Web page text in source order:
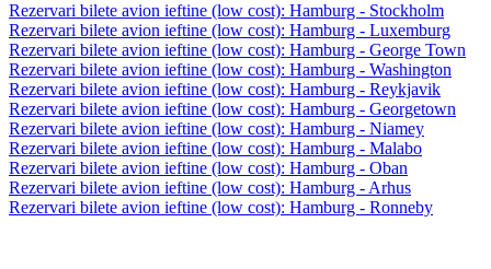
Rezervari bilete avion ieftine (low cost): Hamburg - Stockholm
Rezervari bilete avion ieftine (low cost): Hamburg - Luxemburg
Rezervari bilete avion ieftine (low cost): Hamburg - George Town
Rezervari bilete avion ieftine (low cost): Hamburg - Washington
Rezervari bilete avion ieftine (low cost): Hamburg - Reykjavik
Rezervari bilete avion ieftine (low cost): Hamburg - Georgetown
Rezervari bilete avion ieftine (low cost): Hamburg - Niamey
Rezervari bilete avion ieftine (low cost): Hamburg - Malabo
Rezervari bilete avion ieftine (low cost): Hamburg - Oban
Rezervari bilete avion ieftine (low cost): Hamburg - Arhus
Rezervari bilete avion ieftine (low cost): Hamburg - Ronneby